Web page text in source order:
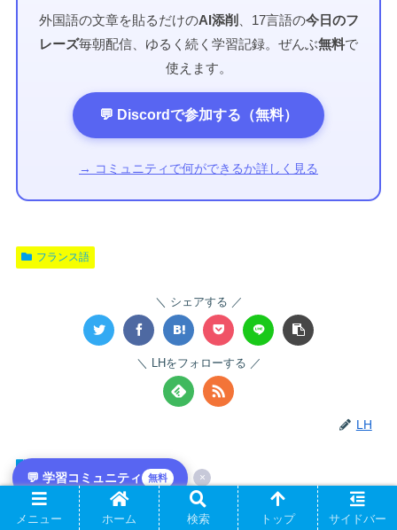
外国語の文章を貼るだけのAI添削 、17言語の今日のフ
レーズ毎朝配信、ゆるく続く学習記録。ぜんぶ無料で
使えます。
💬 Discordで参加する（無料）
→ コミュニティで何ができるか詳しく見る
💬 学習コミュニティ 無料 ×
フランス語
シェアする
LHをフォローする
LH
関連記事
Félicitations promotion・mariage・naissance｜昇進・結婚・出産のフラ
メニュー ホーム 検索 トップ サイドバー